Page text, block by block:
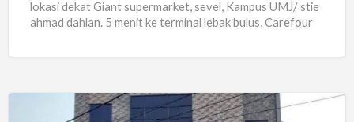
lokasi dekat Giant supermarket, sevel, Kampus UMJ/ stie
ahmad dahlan. 5 menit ke terminal lebak bulus, Carefour